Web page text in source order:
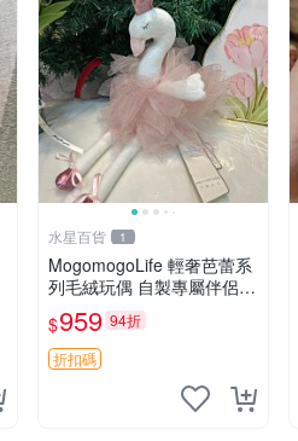
水星百貨 1
MogomogoLife 輕奢芭蕾系
列毛絨玩偶 自製專屬伴侶
帶標牌全新成色 芭蕾系列
毛絨玩偶 安撫玩具 新款上
架
$959 94折
折扣碼